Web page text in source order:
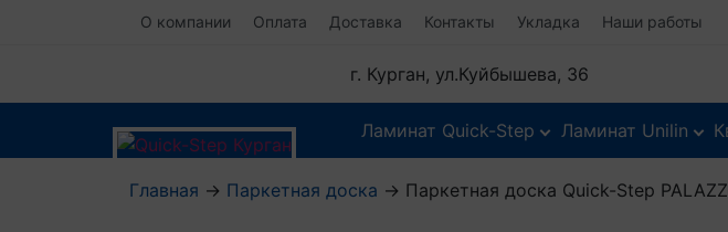
О компании Оплата Доставка Контакты Укладка Наши работы
г. Курган, ул.Куйбышева, 36
Ламинат Quick-Step Ламинат Unilin
Главная → Паркетная доска → Паркетная доска Quick-Step